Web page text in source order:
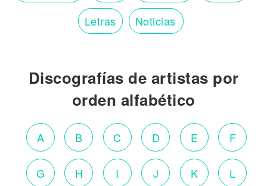
Letras Noticias
Discografías de artistas por
orden alfabético
A B C D E F
G H I J K L